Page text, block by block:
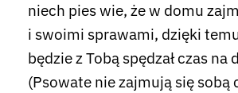
niech pies wie, że w domu
i swoimi sprawami, dzięki
będzie z Tobą spędzał czas na
(Psowate nie zajmują się sobą